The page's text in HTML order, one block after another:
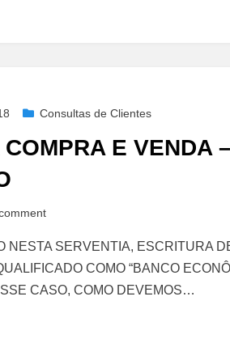
Consultas de Clientes
E VENDA
on
Compra
e
Venda
NESTA SERVENTIA, ESCRITURA
COMO “BANCO
CASO, COMO DEVEMOS…